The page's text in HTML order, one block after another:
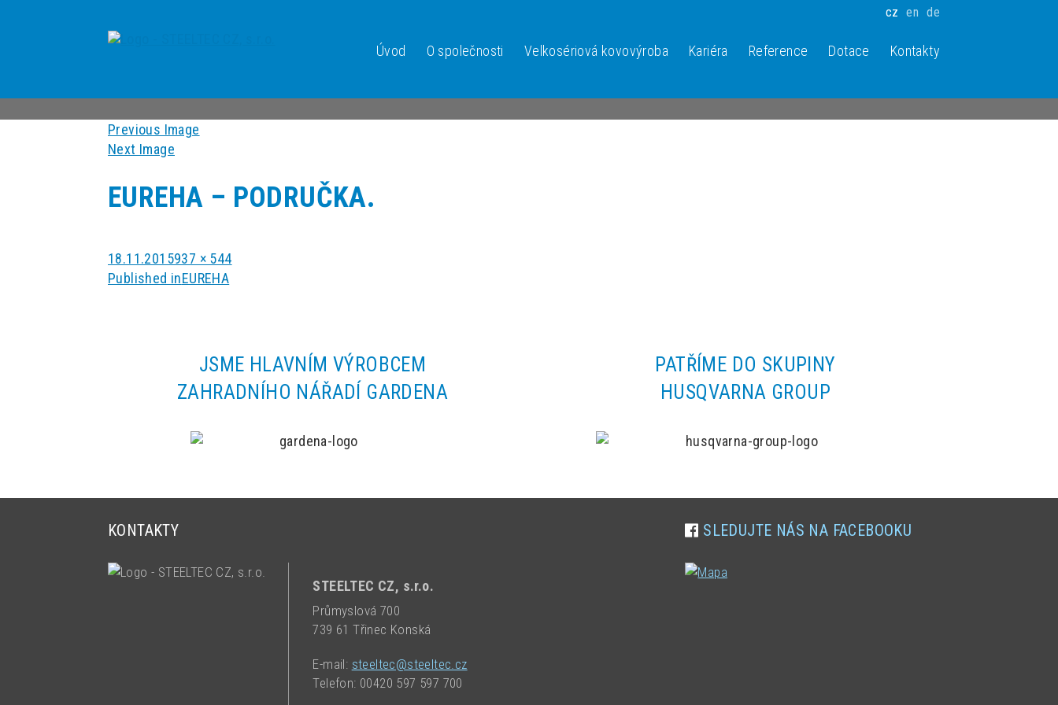
cz en de
Úvod O společnosti Velkosériová kovovýroba Kariéra Reference Dotace Kontakty
Previous Image
Next Image
EUREHA – PODRUČKA.
Posted
on
18.11.2015Full
size
937 × 544
NAVIGACE
Published inEUREHA
JSME HLAVNÍM VÝROBCEM
ZAHRADNÍHO NÁŘADÍ GARDENA
PATŘÍME DO SKUPINY
HUSQVARNA GROUP
KONTAKTY
STEELTEC CZ, s.r.o.
Průmyslová 700
739 61 Třinec Konská
E-mail: steeltec@steeltec.cz
Telefon: 00420 597 597 700
SLEDUJTE NÁS NA FACEBOOKU